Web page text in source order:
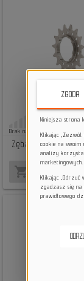
Brak na stanie
Zębatka Reverse
Sprocket
shopping_cart
ZGODA
Niniejsza strona
Klikając
cookie na swoim
analizy
marketingowych.
Klikając
zgadzasz się na
prawidłowego